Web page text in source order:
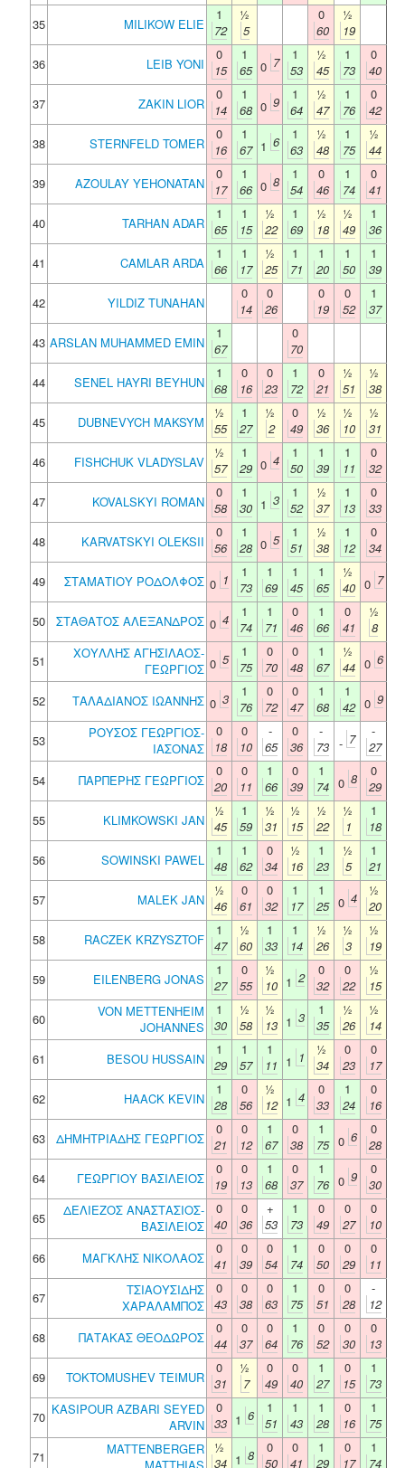
35
MILIKOW ELIE
1
72
½
5
0
60
½
19
36
LEIB YONI
0
15
1
65 0 7
1
53
½
45
1
73
0
40
37
ZAKIN LIOR
0
14
1
68 0 9
1
64
½
47
1
76
0
42
38
STERNFELD TOMER
0
16
1
67 1 6
1
63
½
48
1
75
½
44
39
AZOULAY YEHONATAN
0
17
1
66 0 8
1
54
0
46
1
74
0
41
40
TARHAN ADAR
1
65
1
15
½
22
1
69
½
18
½
49
1
36
41
CAMLAR ARDA
1
66
1
17
½
25
1
71
1
20
1
50
1
39
42
YILDIZ TUNAHAN
0
14
0
26
0
19
0
52
1
37
43 ARSLAN MUHAMMED EMIN
1
67
0
70
44
SENEL HAYRI BEYHUN
1
68
0
16
0
23
1
72
0
21
½
51
½
38
45
DUBNEVYCH MAKSYM
½
55
1
27
½
2
0
49
½
36
½
10
½
31
46
FISHCHUK VLADYSLAV
½
57
1
29 0 4
1
50
1
39
1
11
0
32
47
KOVALSKYI ROMAN
0
58
1
30 1 3
1
52
½
37
1
13
0
33
48
KARVATSKYI OLEKSII
0
56
1
28 0 5
1
51
½
38
1
12
0
34
49
ΣΤΑΜΑΤΙΟΥ ΡΟΔΟΛΦΟΣ 0 1
1
73
1
69
1
45
1
65
½
40 0 7
50 ΣΤΑΘΑΤΟΣ ΑΛΕΞΑΝΔΡΟΣ 0 4
1
74
1
71
0
46
1
66
0
41
½
8
51
ΧΟΥΛΛΗΣ ΑΓΗΣΙΛΑΟΣ-
ΓΕΩΡΓΙΟΣ 0 5
1
75
0
70
0
48
1
67
½
44 0 6
52 ΤΑΛΑΔΙΑΝΟΣ ΙΩΑΝΝΗΣ 0 3
1
76
0
72
0
47
1
68
1
42 0 9
53
ΡΟΥΣΟΣ ΓΕΩΡΓΙΟΣ-
ΙΑΣΟΝΑΣ
0
18
0
10
-
65
0
36
-
73
- 7
-
27
54
ΠΑΡΠΕΡΗΣ ΓΕΩΡΓΙΟΣ
0
20
0
11
1
66
0
39
1
74 0 8
0
29
55
KLIMKOWSKI JAN
½
45
1
59
½
31
½
15
½
22
½
1
1
18
56
SOWINSKI PAWEL
1
48
1
62
0
34
½
16
1
23
½
5
1
21
57
MALEK JAN
½
46
0
61
0
32
1
17
1
25 0 4
½
20
58
RACZEK KRZYSZTOF
1
47
½
60
1
33
1
14
½
26
½
3
½
19
59
EILENBERG JONAS
1
27
0
55
½
10 1 2
0
32
0
22
½
15
60
VON METTENHEIM
JOHANNES
1
30
½
58
½
13 1 3
1
35
½
26
½
14
61
BESOU HUSSAIN
1
29
1
57
1
11 1 1
½
34
0
23
0
17
62
HAACK KEVIN
1
28
0
56
½
12 1 4
0
33
1
24
0
16
63
ΔΗΜΗΤΡΙΑΔΗΣ ΓΕΩΡΓΙΟΣ
0
21
0
12
1
67
0
38
1
75 0 6
0
28
64
ΓΕΩΡΓΙΟΥ ΒΑΣΙΛΕΙΟΣ
0
19
0
13
1
68
0
37
1
76 0 9
0
30
65
ΔΕΛΙΕΖΟΣ ΑΝΑΣΤΑΣΙΟΣ-
ΒΑΣΙΛΕΙΟΣ
0
40
0
36
+
53
1
73
0
49
0
27
0
10
66
ΜΑΓΚΛΗΣ ΝΙΚΟΛΑΟΣ
0
41
0
39
0
54
1
74
0
50
0
29
0
11
67
ΤΣΙΑΟΥΣΙΔΗΣ
ΧΑΡΑΛΑΜΠΟΣ
0
43
0
38
0
63
1
75
0
51
0
28
-
12
68
ΠΑΤΑΚΑΣ ΘΕΟΔΩΡΟΣ
0
44
0
37
0
64
1
76
0
52
0
30
0
13
69
TOKTOMUSHEV TEIMUR
0
31
½
7
0
49
0
40
1
27
0
15
1
73
70 KASIPOUR AZBARI SEYED
ARVIN
0
33 1 6
1
51
1
43
1
28
0
16
1
75
71
MATTENBERGER
½
34 1 8
0
50
0
41
1
29
0
17
1
74